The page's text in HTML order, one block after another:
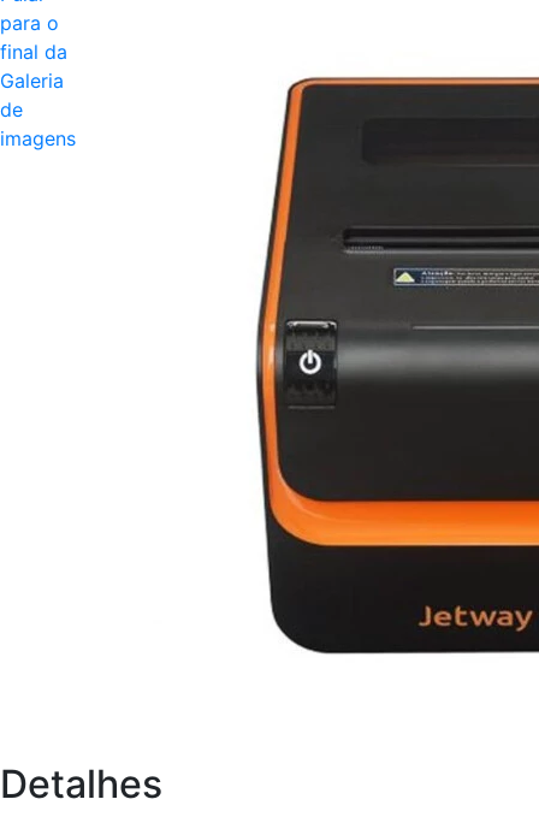
para o
final da
Galeria
de
imagens
Detalhes